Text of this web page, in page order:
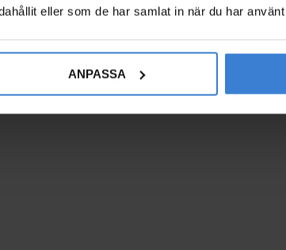
eller som de har samlat in när du har
ANPASSA